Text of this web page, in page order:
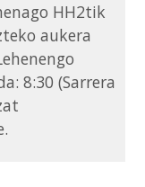
HH2tik
aukera
8:30 (Sarrera